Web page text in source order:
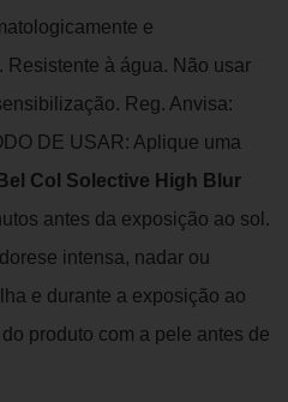
e
Resistente à água. Não usar
Reg. Anvisa:
DE USAR: Aplique uma
Col Solective High Blur
antes da exposição ao sol.
intensa, nadar ou
e durante a exposição ao
produto com a pele antes de